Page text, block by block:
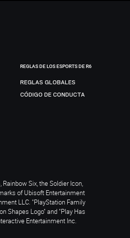
REGLAS DE LOS ESPORTS DE R6
REGLAS GLOBALES
CÓDIGO DE CONDUCTA
Six, the Soldier Icon,
of Ubisoft Entertainment
LLC. "PlayStation Family
Shapes Logo" and "Play Has
Entertainment Inc.